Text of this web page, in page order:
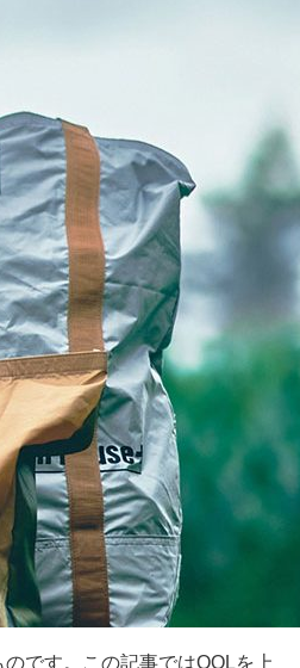
です。この記事ではQOLを上